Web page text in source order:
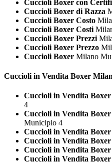
Cuccioli Boxer con
Cuccioli Boxer di Razza
Cuccioli Boxer Costo
Cuccioli Boxer Costi
Cuccioli Boxer Prezzi
Cuccioli Boxer Prezzo
Cuccioli Boxer Milano
Cuccioli in Vendita Boxer
Cuccioli in Vendita Boxer
4
Cuccioli in Vendita
Municipio 4
Cuccioli in Vendita Boxer
Cuccioli in Vendita Boxer
Cuccioli in Vendita
Cuccioli in Vendita